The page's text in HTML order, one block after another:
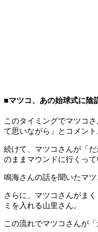
■マツコ、あの始球式に陰
このタイミングでマツコ
て思いながら」とコメント
続けて、マツコさんが「
のままマウンドに行くっ
鳴海さんの話を聞いたマ
さらに、マツコさんがま
ミを入れる山里さん。
この流れでマツコさんが